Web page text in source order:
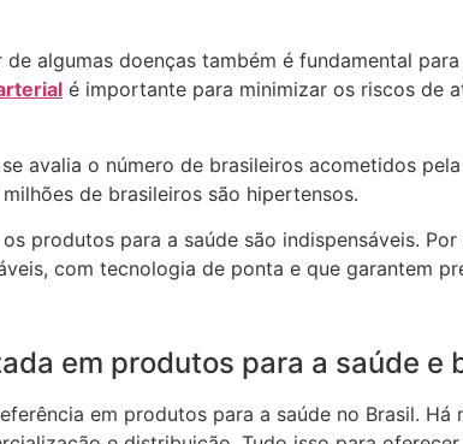
algumas doenças também é fundamental
é importante para minimizar os riscos de
avalia o número de brasileiros acometidos
de brasileiros são hipertensos.
produtos para a saúde são indispensáveis.
com tecnologia de ponta e que garantem
em produtos para a saúde e
em produtos para a saúde no Brasil.